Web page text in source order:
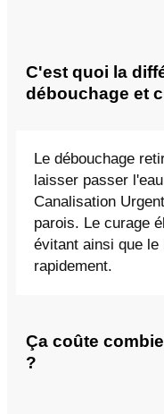
C'est quoi la
débouchage et
Le débouchage
laisser passer
Canalisation
parois. Le curage
évitant ainsi que le
rapidement.
Ça coûte
?